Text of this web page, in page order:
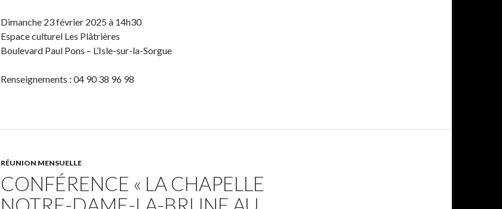
Dimanche 23 février 2025 à 14h30
Espace culturel Les Plâtrières
Boulevard Paul Pons – L’Isle-sur-la-Sorgue
Renseignements : 04 90 38 96 98
RÉUNION MENSUELLE
CONFÉRENCE « LA CHAPELLE